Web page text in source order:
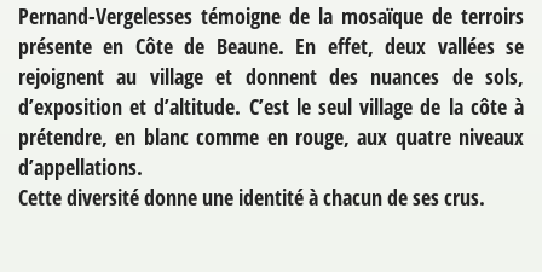
Pernand-Vergelesses témoigne de la mosaïque de terroirs
présente en Côte de Beaune. En effet, deux vallées se
rejoignent au village et donnent des nuances de sols,
d’exposition et d’altitude. C’est le seul village de la côte à
prétendre, en blanc comme en rouge, aux quatre niveaux
d’appellations.
Cette diversité donne une identité à chacun de ses crus.